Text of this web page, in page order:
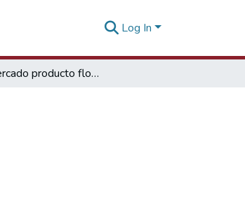
Log In
Ficha mercado producto flores Taiwán